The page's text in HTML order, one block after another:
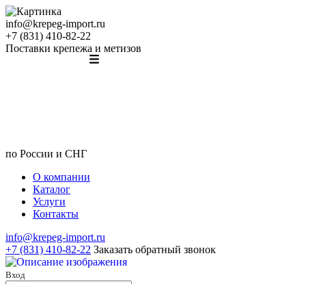
info@krepeg-import.ru
+7 (831) 410-82-22
Поставки крепежа и метизов
по России и СНГ
О компании
Каталог
Услуги
Контакты
info@krepeg-import.ru
+7 (831) 410-82-22 Заказать обратный звонок
Вход